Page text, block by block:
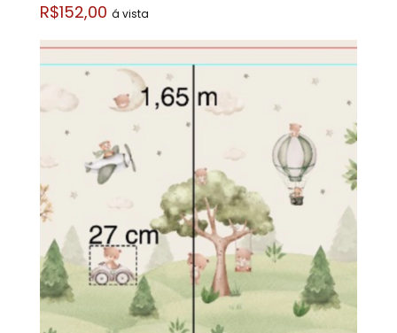
R$152,00 á vista